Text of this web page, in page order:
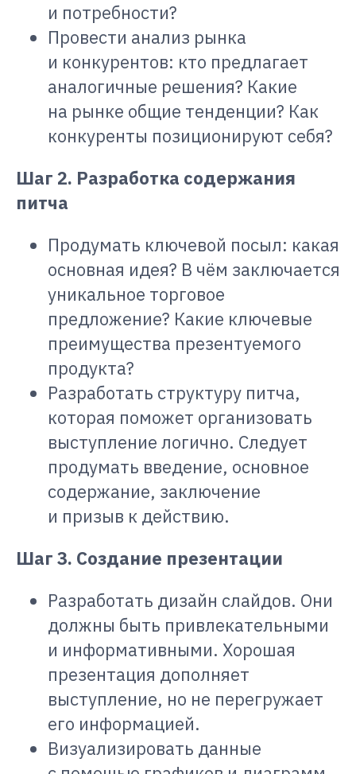
и потребности?
Провести анализ рынка
и конкурентов: кто предлагает
аналогичные решения? Какие
на рынке общие тенденции? Как
конкуренты позиционируют себя?
Шаг 2. Разработка содержания
питча
Продумать ключевой посыл: какая
основная идея? В чём заключается
уникальное торговое
предложение? Какие ключевые
преимущества презентуемого
продукта?
Разработать структуру питча,
которая поможет организовать
выступление логично. Следует
продумать введение, основное
содержание, заключение
и призыв к действию.
Шаг 3. Создание презентации
Разработать дизайн слайдов. Они
должны быть привлекательными
и информативными. Хорошая
презентация дополняет
выступление, но не перегружает
его информацией.
Визуализировать данные